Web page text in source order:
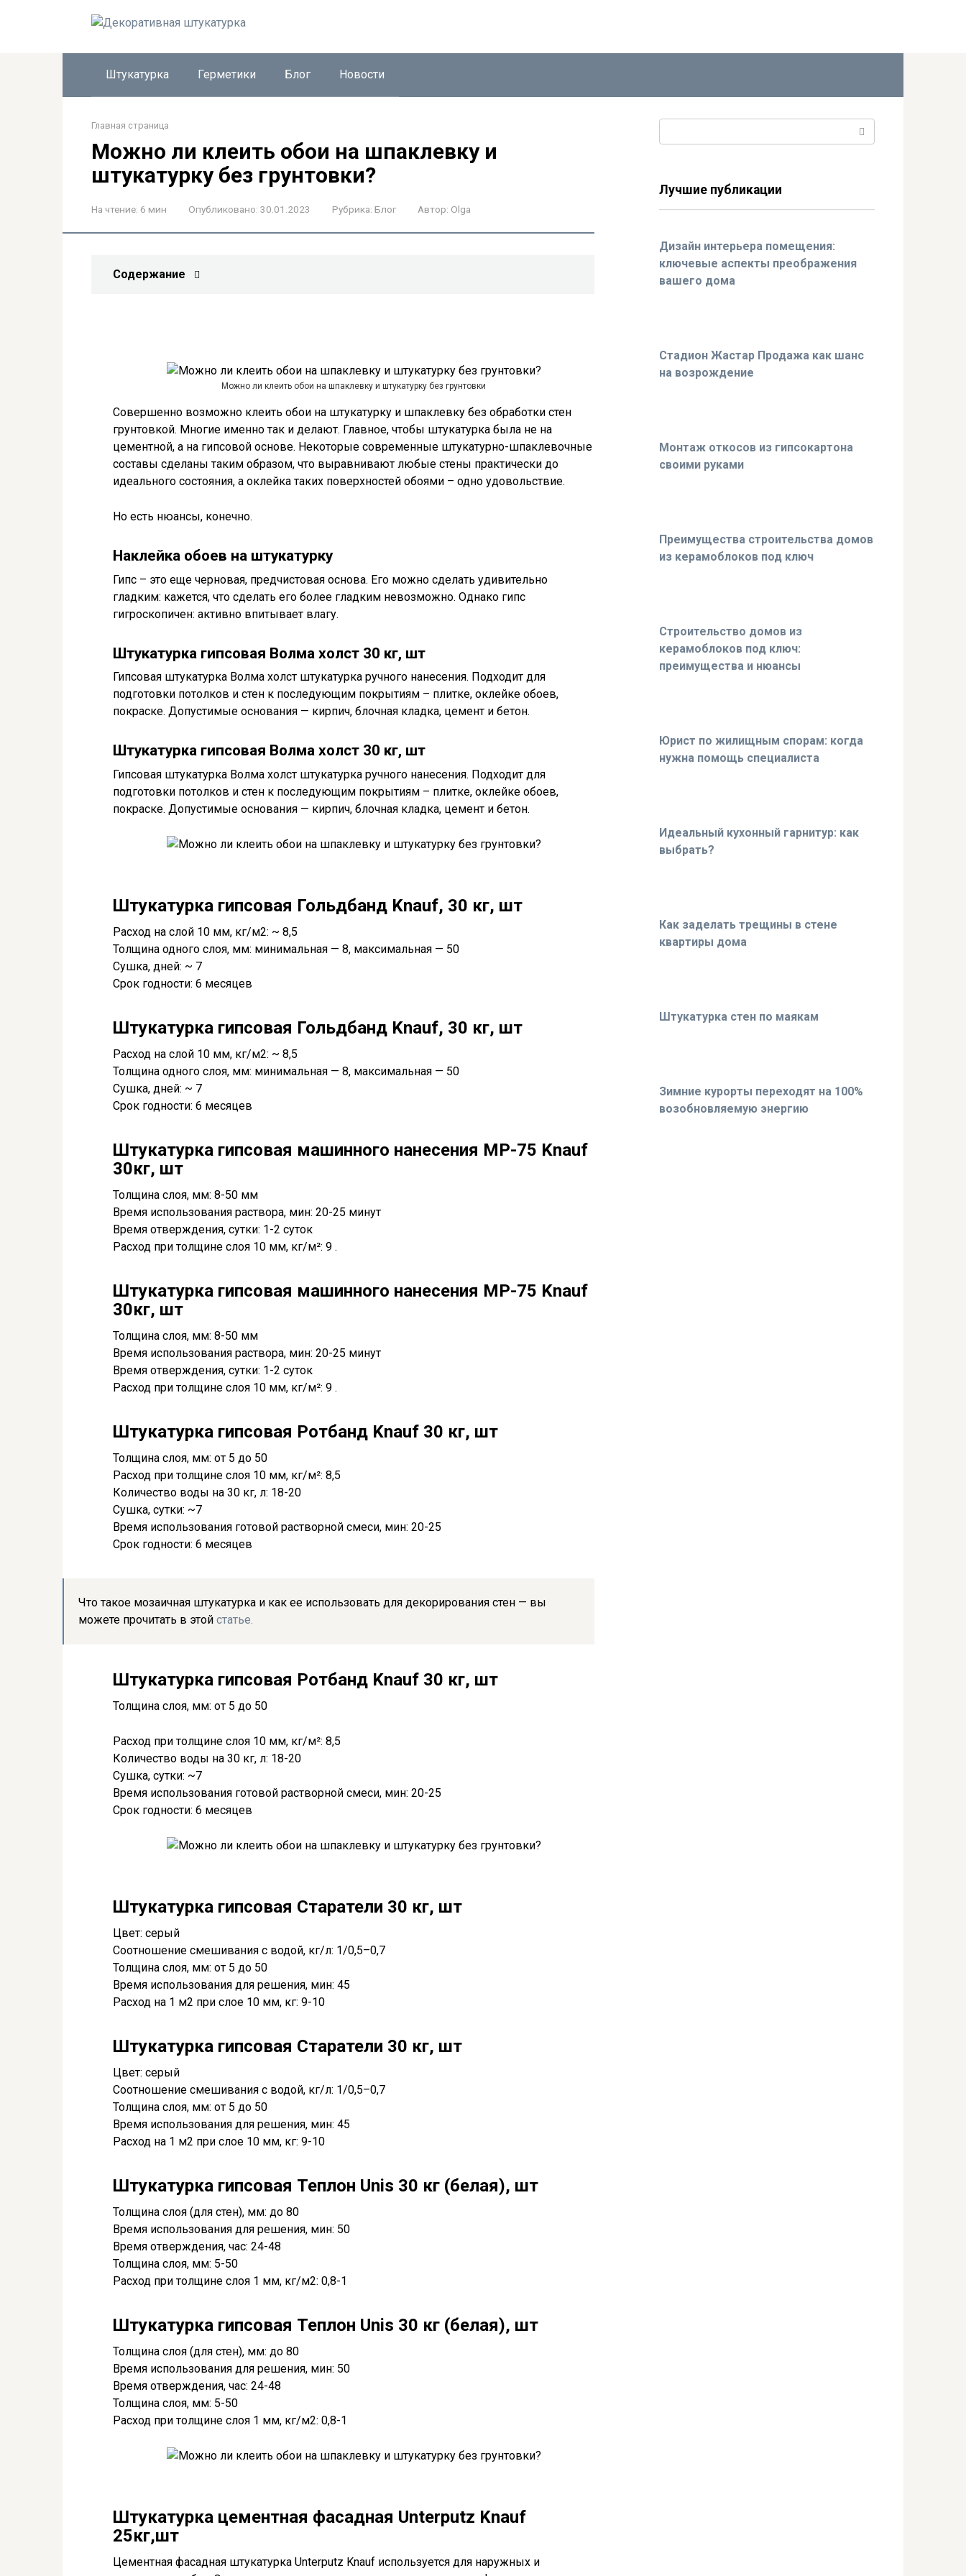
Штукатурка Герметики Блог Новости
Главная страница
Можно ли клеить обои на шпаклевку и
штукатурку без грунтовки?
На чтение: 6 мин Опубликовано: 30.01.2023 Рубрика: Блог Автор: Olga
Содержание
Можно ли клеить обои на шпаклевку и штукатурку без грунтовки
Совершенно возможно клеить обои на штукатурку и шпаклевку без обработки стен
грунтовкой. Многие именно так и делают. Главное, чтобы штукатурка была не на
цементной, а на гипсовой основе. Некоторые современные штукатурно-шпаклевочные
составы сделаны таким образом, что выравнивают любые стены практически до
идеального состояния, а оклейка таких поверхностей обоями – одно удовольствие.
Но есть нюансы, конечно.
Наклейка обоев на штукатурку
Гипс – это еще черновая, предчистовая основа. Его можно сделать удивительно
гладким: кажется, что сделать его более гладким невозможно. Однако гипс
гигроскопичен: активно впитывает влагу.
Штукатурка гипсовая Волма холст 30 кг, шт
Гипсовая штукатурка Волма холст штукатурка ручного нанесения. Подходит для
подготовки потолков и стен к последующим покрытиям – плитке, оклейке обоев,
покраске. Допустимые основания — кирпич, блочная кладка, цемент и бетон.
Штукатурка гипсовая Волма холст 30 кг, шт
Гипсовая штукатурка Волма холст штукатурка ручного нанесения. Подходит для
подготовки потолков и стен к последующим покрытиям – плитке, оклейке обоев,
покраске. Допустимые основания — кирпич, блочная кладка, цемент и бетон.
Штукатурка гипсовая Гольдбанд Knauf, 30 кг, шт
Расход на слой 10 мм, кг/м2: ~ 8,5
Толщина одного слоя, мм: минимальная — 8, максимальная — 50
Сушка, дней: ~ 7
Срок годности: 6 месяцев
Штукатурка гипсовая Гольдбанд Knauf, 30 кг, шт
Расход на слой 10 мм, кг/м2: ~ 8,5
Толщина одного слоя, мм: минимальная — 8, максимальная — 50
Сушка, дней: ~ 7
Срок годности: 6 месяцев
Штукатурка гипсовая машинного нанесения МP-75 Knauf
30кг, шт
Толщина слоя, мм: 8-50 мм
Время использования раствора, мин: 20-25 минут
Время отверждения, сутки: 1-2 суток
Расход при толщине слоя 10 мм, кг/м²: 9 .
Штукатурка гипсовая машинного нанесения МP-75 Knauf
30кг, шт
Толщина слоя, мм: 8-50 мм
Время использования раствора, мин: 20-25 минут
Время отверждения, сутки: 1-2 суток
Расход при толщине слоя 10 мм, кг/м²: 9 .
Штукатурка гипсовая Ротбанд Knauf 30 кг, шт
Толщина слоя, мм: от 5 до 50
Расход при толщине слоя 10 мм, кг/м²: 8,5
Количество воды на 30 кг, л: 18-20
Сушка, сутки: ~7
Время использования готовой растворной смеси, мин: 20-25
Срок годности: 6 месяцев
Что такое мозаичная штукатурка и как ее использовать для декорирования стен — вы
можете прочитать в этой статье.
Штукатурка гипсовая Ротбанд Knauf 30 кг, шт
Толщина слоя, мм: от 5 до 50
Расход при толщине слоя 10 мм, кг/м²: 8,5
Количество воды на 30 кг, л: 18-20
Сушка, сутки: ~7
Время использования готовой растворной смеси, мин: 20-25
Срок годности: 6 месяцев
Штукатурка гипсовая Старатели 30 кг, шт
Цвет: серый
Соотношение смешивания с водой, кг/л: 1/0,5–0,7
Толщина слоя, мм: от 5 до 50
Время использования для решения, мин: 45
Расход на 1 м2 при слое 10 мм, кг: 9-10
Штукатурка гипсовая Старатели 30 кг, шт
Цвет: серый
Соотношение смешивания с водой, кг/л: 1/0,5–0,7
Толщина слоя, мм: от 5 до 50
Время использования для решения, мин: 45
Расход на 1 м2 при слое 10 мм, кг: 9-10
Штукатурка гипсовая Теплон Unis 30 кг (белая), шт
Толщина слоя (для стен), мм: до 80
Время использования для решения, мин: 50
Время отверждения, час: 24-48
Толщина слоя, мм: 5-50
Расход при толщине слоя 1 мм, кг/м2: 0,8-1
Штукатурка гипсовая Теплон Unis 30 кг (белая), шт
Толщина слоя (для стен), мм: до 80
Время использования для решения, мин: 50
Время отверждения, час: 24-48
Толщина слоя, мм: 5-50
Расход при толщине слоя 1 мм, кг/м2: 0,8-1
Штукатурка цементная фасадная Unterputz Knauf
25кг,шт
Цементная фасадная штукатурка Unterputz Knauf используется для наружных и
Лучшие публикации
Дизайн интерьера помещения:
ключевые аспекты преображения
вашего дома
Стадион Жастар Продажа как шанс
на возрождение
Монтаж откосов из гипсокартона
своими руками
Преимущества строительства домов
из керамоблоков под ключ
Строительство домов из
керамоблоков под ключ:
преимущества и нюансы
Юрист по жилищным спорам: когда
нужна помощь специалиста
Идеальный кухонный гарнитур: как
выбрать?
Как заделать трещины в стене
квартиры дома
Штукатурка стен по маякам
Зимние курорты переходят на 100%
возобновляемую энергию